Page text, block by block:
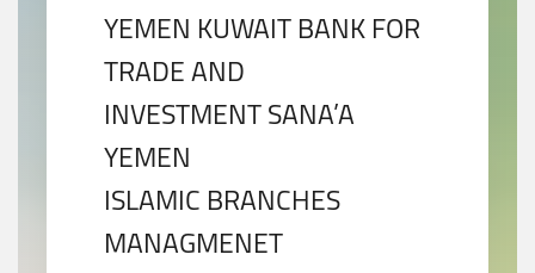
YEMEN KUWAIT BANK FOR
TRADE AND
INVESTMENT SANA’A
YEMEN
ISLAMIC BRANCHES
MANAGMENET